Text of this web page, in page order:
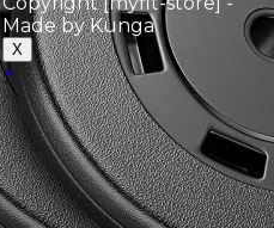
Made by Kunga
X
×
Close
this
module